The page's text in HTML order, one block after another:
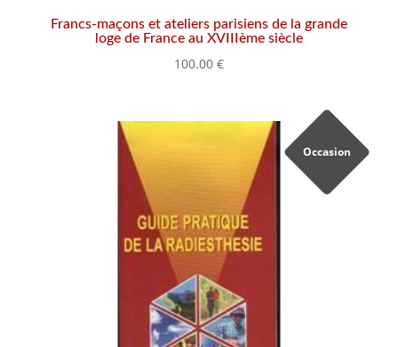
Francs-maçons et ateliers parisiens de la grande
loge de France au XVIIIème siècle
100.00 €
Occasion